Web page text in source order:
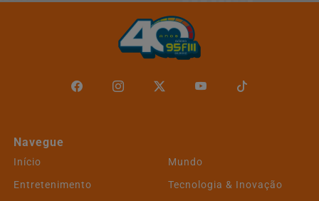
Navegue
Início
Mundo
Entretenimento
Tecnologia & Inovação